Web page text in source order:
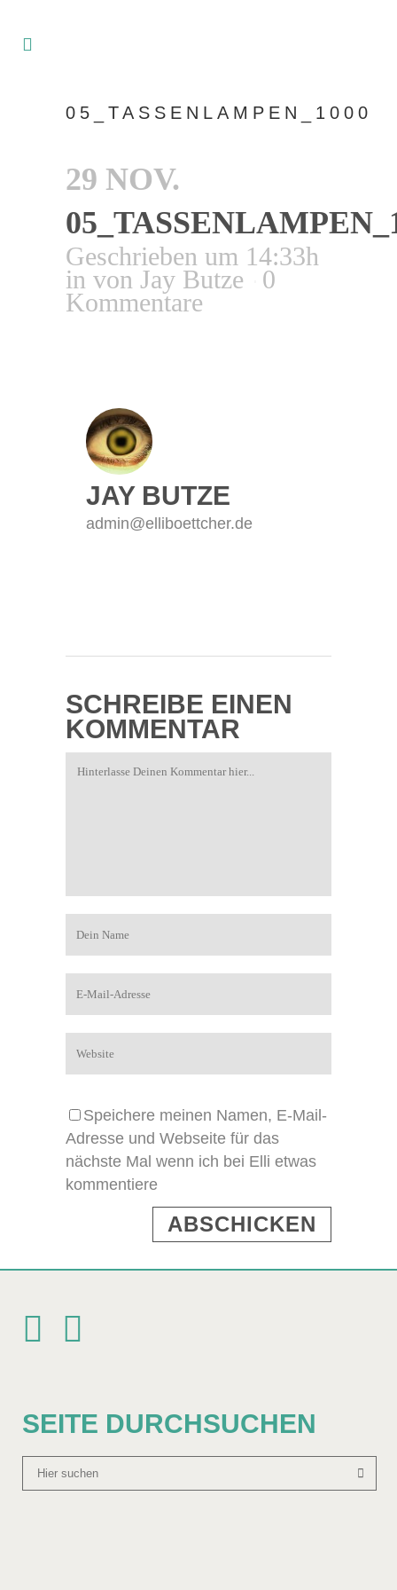
05_TASSENLAMPEN_1000
29 NOV.
Geschrieben um 14:33h
in von Jay Butze 0
Kommentare
JAY BUTZE
admin@elliboettcher.de
SCHREIBE EINEN
KOMMENTAR
Speichere meinen Namen, E-Mail-
Adresse und Webseite für das
nächste Mal wenn ich bei Elli etwas
kommentiere
SEITE DURCHSUCHEN